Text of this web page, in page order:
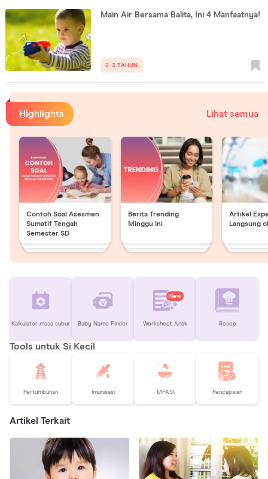
Main Air Bersama Balita, Ini 4 Manfaatnya!
2-3 TAHUN
Highlights Lihat semua
Contoh Soal Asesmen
Sumatif Tengah
Semester SD
Berita Trending
Minggu Ini
Artikel
Langsung
Kalkulator masa subur Baby Name Finder
New
Worksheet Anak Resep
Tools untuk Si Kecil
Pertumbuhan Imunisasi MPASI Pencapaian
Artikel Terkait